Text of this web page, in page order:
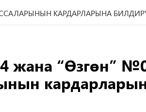
КАРДАРЛАРЫНА
жана “Өзгөн”